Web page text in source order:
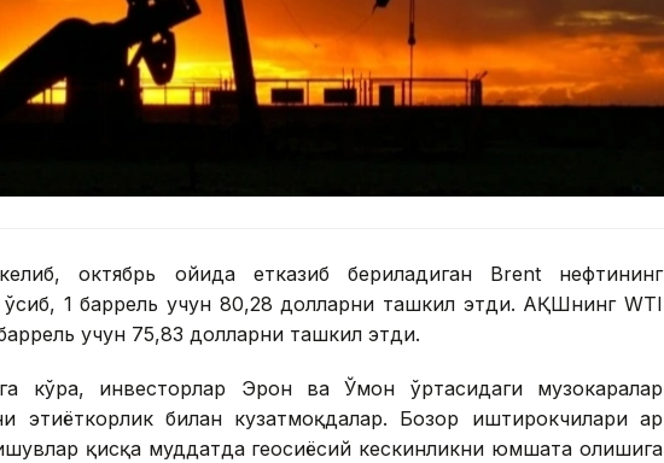
октябрь ойида етказиб бериладиган Brent нефтининг
1 баррель учун 80,28 долларни ташкил этди. АҚШнинг WTI
учун 75,83 долларни ташкил этди.
кўра, инвесторлар Эрон ва Ўмон ўртасидаги музокаралар
эҳтиёткорлик билан кузатмоқдалар. Бозор иштирокчилари ҳар
қисқа муддатда геосиёсий кескинликни юмшата олишига